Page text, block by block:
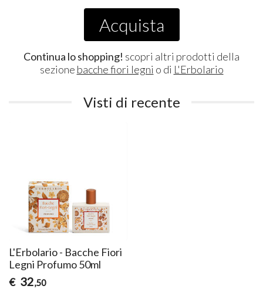
Acquista
Continua lo shopping! scopri altri prodotti della
sezione bacche fiori legni o di L'Erbolario
Visti di recente
L'Erbolario - Bacche Fiori
Legni Profumo 50ml
€ 32,50